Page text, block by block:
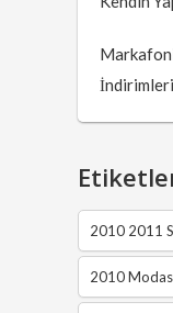
İndirimleri
2010 2011
2010